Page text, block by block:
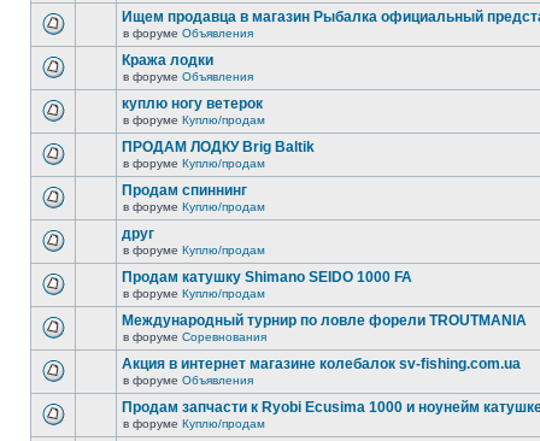
Ищем продавца в магазин Рыбалка официальный
в форуме Объявления
Кража лодки
в форуме Объявления
куплю ногу ветерок
в форуме Куплю/продам
ПРОДАМ ЛОДКУ Brig Baltik
в форуме Куплю/продам
Продам спиннинг
в форуме Куплю/продам
друг
в форуме Куплю/продам
Продам катушку Shimano SEIDO 1000 FA
в форуме Куплю/продам
Международный турнир по ловле форели TROUTMANIA
в форуме Соревнования
Акция в интернет магазине колебалок sv-fishing.com.ua
в форуме Объявления
Продам запчасти к Ryobi Ecusima 1000 и ноунейм
в форуме Куплю/продам